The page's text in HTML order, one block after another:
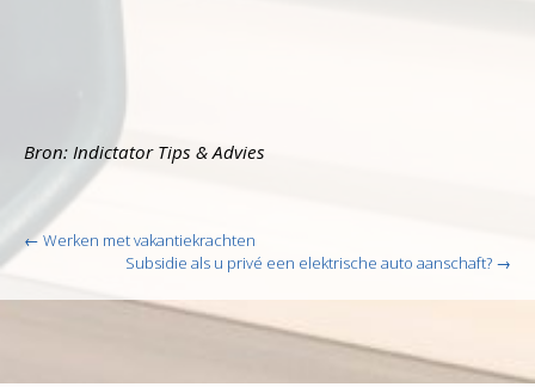
Bron: Indictator Tips & Advies
Post
navigation
←Werken met vakantiekrachten
Subsidie als u privé een elektrische auto aanschaft? →